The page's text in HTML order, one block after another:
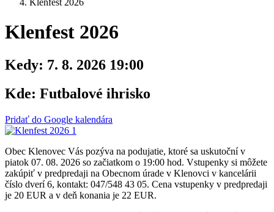
Klenfest 2026
Klenfest 2026
Kedy: 7. 8. 2026 19:00
Kde: Futbalové ihrisko
Pridať do Google kalendára
Obec Klenovec Vás pozýva na podujatie, ktoré sa uskutoční v
piatok 07. 08. 2026 so začiatkom o 19:00 hod. Vstupenky si môžete
zakúpiť v predpredaji na Obecnom úrade v Klenovci v kancelárii
číslo dverí 6, kontakt: 047/548 43 05. Cena vstupenky v predpredaji
je 20 EUR a v deň konania je 22 EUR.